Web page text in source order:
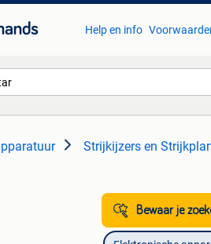
Help en info
Strijkijzers en
Bewaar je